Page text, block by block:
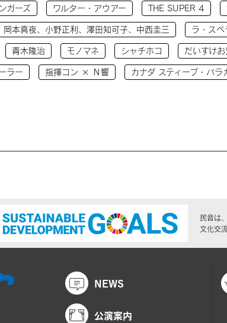
ガーズ
ワルター・アウアー THE SUPER 4
岡本真夜、小野正利、澤田知可子、中西圭三 ラ・スペ
青木隆治 モノマネ シャチホコ だいすけ
ラー 指揮コン × Ｎ響 カナダ スティーブ・バラ
民音は
文化交
NEWS
公演案内